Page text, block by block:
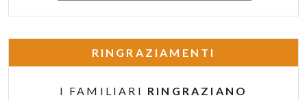
RINGRAZIAMENTI
I FAMILIARI RINGRAZIANO